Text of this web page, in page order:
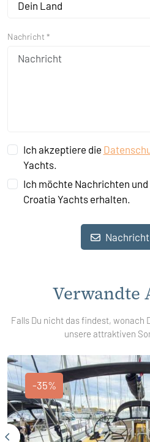
Dein Land
Nachricht *
Ich akzeptiere die
Yachts.
Ich möchte Nachrichten
Croatia Yachts erhalten.
Verwandte
Falls Du nicht das findest, wonach
unsere attraktiven
-35%